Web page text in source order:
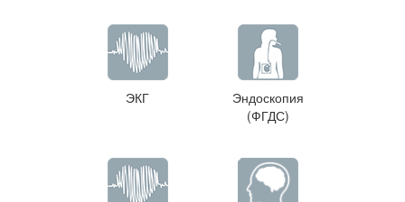
ЭКГ
Эндоскопия
(ФГДС)